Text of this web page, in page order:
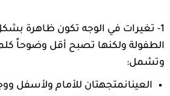
1- تغيرات في الوجه تكون ظاهرة
الطفولة ولكنها تصبح أقل وضوحاً
وتشمل:
العينانمتجهتان للأمام ولأسفل